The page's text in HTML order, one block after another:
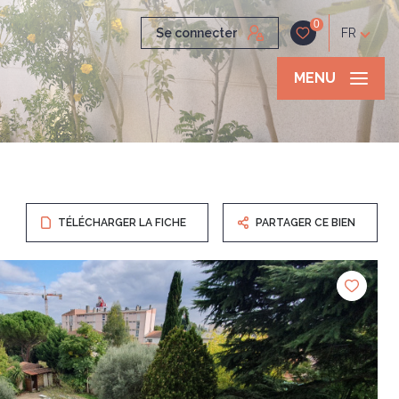
Se connecter
0
FR
MENU
TÉLÉCHARGER LA FICHE PARTAGER CE BIEN